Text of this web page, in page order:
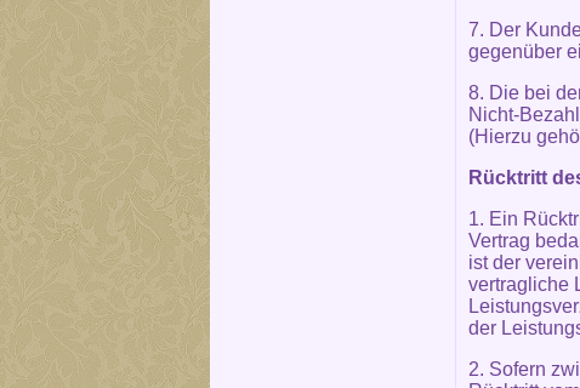
7. Der
gegenüber
8. Die bei
Nicht-
(Hierzu
Rücktritt
1. Ein
Vertrag
ist der
vertragliche
der
2. Sofern